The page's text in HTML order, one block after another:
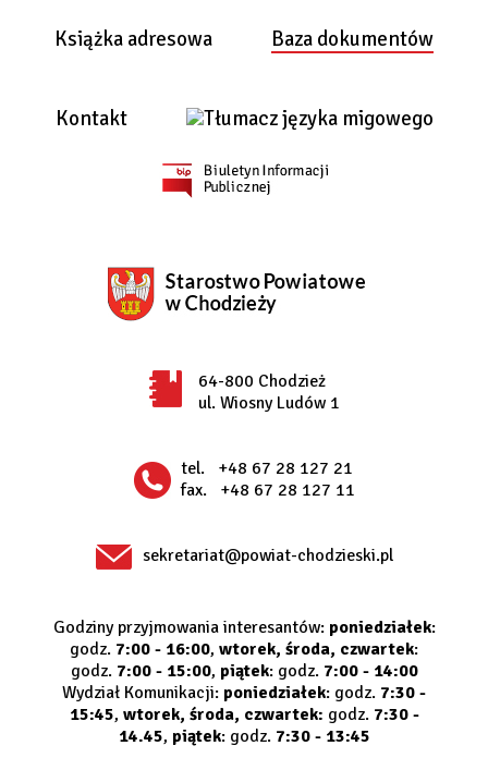
Książka adresowa Baza dokumentów
Kontakt
64-800 Chodzież
ul. Wiosny Ludów 1
tel.
+48 67 28 127 21
fax.
+48 67 28 127 11
sekretariat@powiat-chodzieski.pl
Godziny przyjmowania interesantów: poniedziałek:
godz. 7:00 - 16:00, wtorek, środa, czwartek:
godz. 7:00 - 15:00, piątek: godz. 7:00 - 14:00
Wydział Komunikacji: poniedziałek: godz. 7:30 -
15:45, wtorek, środa, czwartek: godz. 7:30 -
14.45, piątek: godz. 7:30 - 13:45